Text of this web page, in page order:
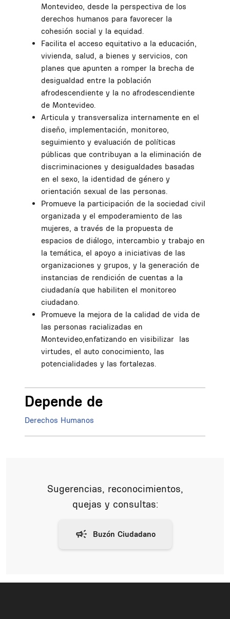
Montevideo, desde la perspectiva de los
derechos humanos para favorecer la
cohesión social y la equidad.
Facilita el acceso equitativo a la educación,
vivienda, salud, a bienes y servicios, con
planes que apunten a romper la brecha de
desigualdad entre la población
afrodescendiente y la no afrodescendiente
de Montevideo.
Articula y transversaliza internamente en el
diseño, implementación, monitoreo,
seguimiento y evaluación de políticas
públicas que contribuyan a la eliminación de
discriminaciones y desigualdades basadas
en el sexo, la identidad de género y
orientación sexual de las personas.
Promueve la participación de la sociedad civil
organizada y el empoderamiento de las
mujeres, a través de la propuesta de
espacios de diálogo, intercambio y trabajo en
la temática, el apoyo a iniciativas de las
organizaciones y grupos, y la generación de
instancias de rendición de cuentas a la
ciudadanía que habiliten el monitoreo
ciudadano.
Promueve la mejora de la calidad de vida de
las personas racializadas en
Montevideo,enfatizando en visibilizar las
virtudes, el auto conocimiento, las
potencialidades y las fortalezas.
Depende de
Derechos Humanos
Sugerencias, reconocimientos,
quejas y consultas: